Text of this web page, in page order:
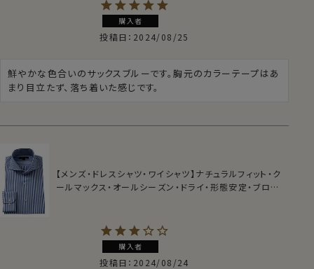
購入者
投稿日 2024/08/25
鮮やかな色合いのサックスブルーです。胸元のカラーテープはあ
まり目立たず、落ち着いた感じです。
【メンズ・ドレスシャツ・ワイシャツ】ナチュラルフィット・ク
ールマックス・オールシーズン・ドライ・形態安定・ブロー
購入者
投稿日 2024/08/24